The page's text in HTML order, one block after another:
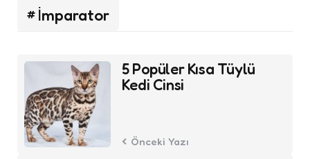
İmparator
Post
navigation
5 Popüler Kısa Tüylü
Kedi Cinsi
Önceki Yazı